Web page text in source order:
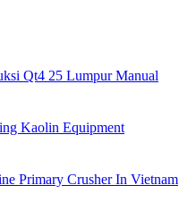
Qt4 25 Lumpur Manual
Kaolin Equipment
Primary Crusher In Vietnam